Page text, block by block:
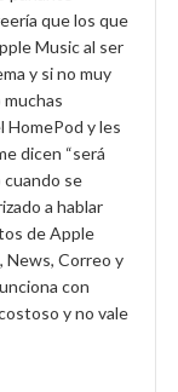
que los que
Music al ser
y si no muy
HomePod y les
dicen “será
se
a hablar
de Apple
News, Correo y
con
y no vale